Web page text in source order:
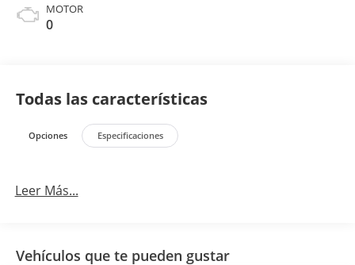
MOTOR
0
Todas las características
Opciones Especificaciones
Leer Más...
Vehículos que te pueden gustar